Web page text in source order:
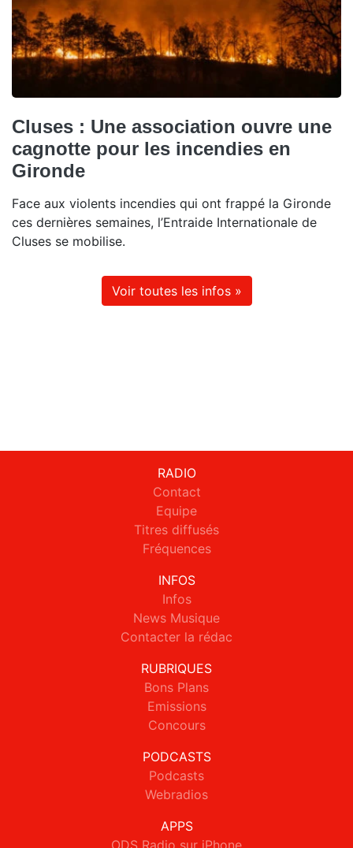
Cluses : Une association ouvre une
cagnotte pour les incendies en
Gironde
Face aux violents incendies qui ont frappé la Gironde
ces dernières semaines, l’Entraide Internationale de
Cluses se mobilise.
Voir toutes les infos »
RADIO
Contact
Equipe
Titres diffusés
Fréquences
INFOS
Infos
News Musique
Contacter la rédac
RUBRIQUES
Bons Plans
Emissions
Concours
PODCASTS
Podcasts
Webradios
APPS